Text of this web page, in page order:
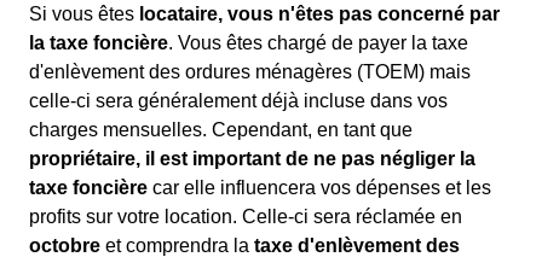
Si vous êtes locataire, vous n'êtes pas concerné par
la taxe foncière. Vous êtes chargé de payer la taxe
d'enlèvement des ordures ménagères (TOEM) mais
celle-ci sera généralement déjà incluse dans vos
charges mensuelles. Cependant, en tant que
propriétaire, il est important de ne pas négliger la
taxe foncière car elle influencera vos dépenses et les
profits sur votre location. Celle-ci sera réclamée en
octobre et comprendra la taxe d'enlèvement des